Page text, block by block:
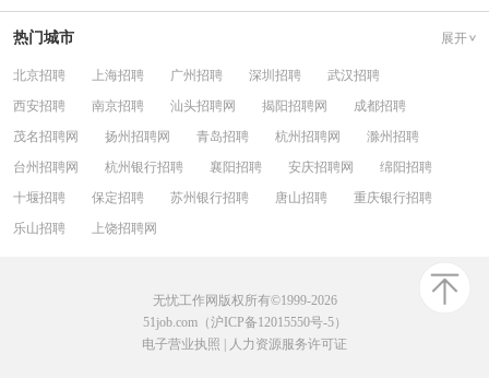
热门城市 展开
北京招聘 上海招聘 广州招聘 深圳招聘
武汉招聘
西安招聘
南京招聘 汕头招聘网 揭阳招聘网
成都招聘
茂名招聘网
扬州招聘网 青岛招聘 杭州招聘网
滁州招聘
台州招聘网
杭州银行招聘 襄阳招聘 安庆招聘网
绵阳招聘
十堰招聘
保定招聘 苏州银行招聘 唐山招聘
重庆银行招聘
乐山招聘
上饶招聘网
无忧工作网版权所有©1999-2026
51job.com（沪ICP备12015550号-5）
电子营业执照
人力资源服务许可证